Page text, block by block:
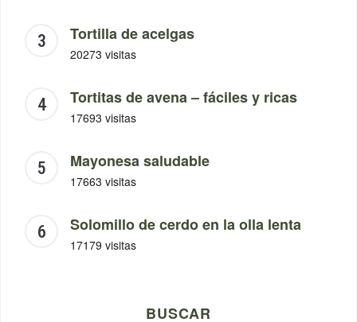
Tortilla de acelgas
20273 visitas
Tortitas de avena – fáciles y ricas
17693 visitas
Mayonesa saludable
17663 visitas
Solomillo de cerdo en la olla lenta
17179 visitas
BUSCAR